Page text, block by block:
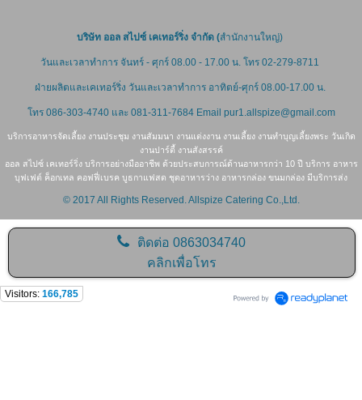
บริษัท ออล สไปซ์ เคเทอร์ริ่ง จำกัด (สำนักงานใหญ่)
วันและเวลาทำการ จันทร์ - ศุกร์ 08.00 - 17.00 น. โทร 02-279-8711
ฝ่ายผลิตและเคเทอร์ริ่ง วันและเวลาทำการ อาทิตย์-ศุกร์ 08.00-17.00 น.
โทร 086-303-4740 และ 081-311-7684 Email pur1.allspize@gmail.com
บริการอาหารจัดเลี้ยง งานประชุม งานสัมมนา งานแต่งงาน งานเลี้ยง งานทำบุญเลี้ยงพระ วันเกิด
งานปาร์ตี้ งานสังสรรค์
ออล สไปซ์ เคเทอร์ริ่ง บริการอย่างมืออาชีพ ด้วยประสบการณ์ด้านอาหารกว่า 10 ปี บริการ อาหาร
บุฟเฟต์ ค็อกเทล คอฟฟี่เบรค บูธกาแฟสด ชุดอาหารว่าง อาหารกล่อง ขนมกล่อง มีบริการส่ง
© 2017 All Rights Reserved. Allspize Catering Co.,Ltd.
ติดต่อ0863034740
คลิกเพื่อโทร
Visitors: 166,785